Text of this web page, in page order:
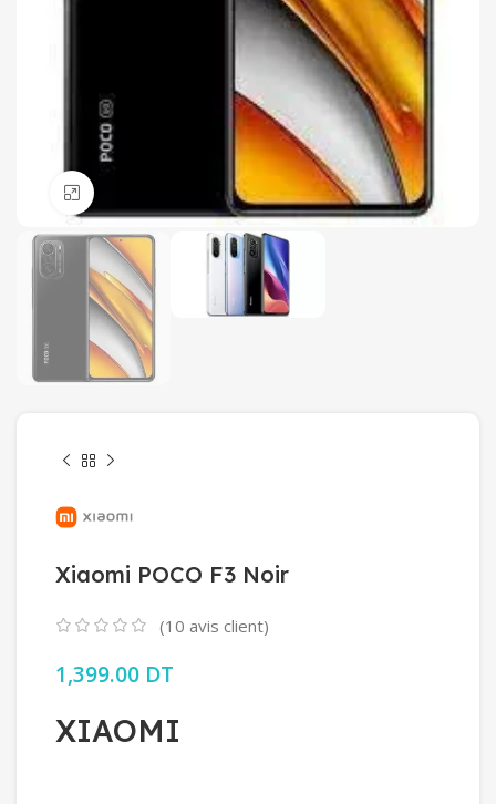
Xiaomi POCO F3 Noir
(10 avis client)
1,399.00 DT
XIAOMI